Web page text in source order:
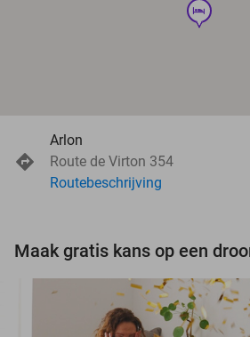
hotel
Arlon
Route de Virton 354
Routebeschrijving